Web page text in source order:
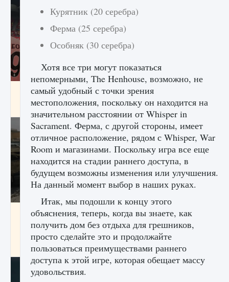
Входят ли «Милан» и «Интер» в EA FC 25
9 августа 2024 2 064 0 1
Как исправить текстовую ошибку
пользовательского интерфейса Delta
Force Hawk Ops
9 августа 2024 1 945 0 0
Курятник (20 серебра)
Ферма (25 серебра)
Особняк (30 серебра)
Хотя все три могут показаться
непомерными, The Henhouse, возможно, не
самый удобный с точки зрения
местоположения, поскольку он находится на
значительном расстоянии от Whisper in
Sacrament. Ферма, с другой стороны, имеет
отличное расположение, рядом с Whisper, War
Room и магазинами. Поскольку игра все еще
находится на стадии раннего доступа, в
будущем возможны изменения или улучшения.
На данный момент выбор в наших руках.
Итак, мы подошли к концу этого
объяснения, теперь, когда вы знаете, как
получить дом без отдыха для грешников,
просто сделайте это и продолжайте
пользоваться преимуществами раннего
доступа к этой игре, которая обещает массу
удовольствия.